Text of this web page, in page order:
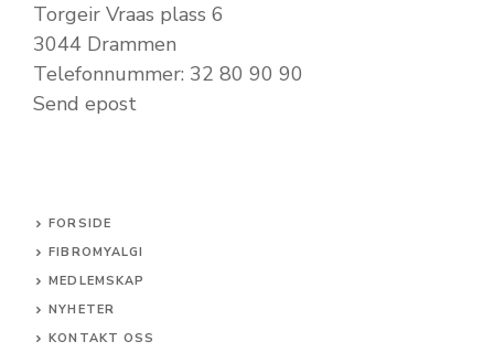
Torgeir Vraas plass 6
3044 Drammen
Telefonnummer: 32 80 90 90
Send epost
FORSIDE
FIBROMYALGI
MEDLEMSKAP
NYHETER
KONTAKT OSS